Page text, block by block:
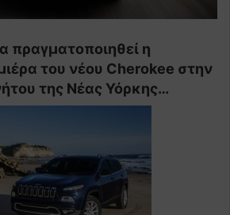
πραγματοποιηθεί η
του νέου Cherokee στην
της Νέας Υόρκης…